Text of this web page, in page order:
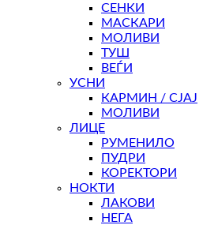
СЕНКИ
МАСКАРИ
МОЛИВИ
ТУШ
ВЕЃИ
УСНИ
КАРМИН / СЈАЈ
МОЛИВИ
ЛИЦЕ
РУМЕНИЛО
ПУДРИ
КОРЕКТОРИ
НОКТИ
ЛАКОВИ
НЕГА